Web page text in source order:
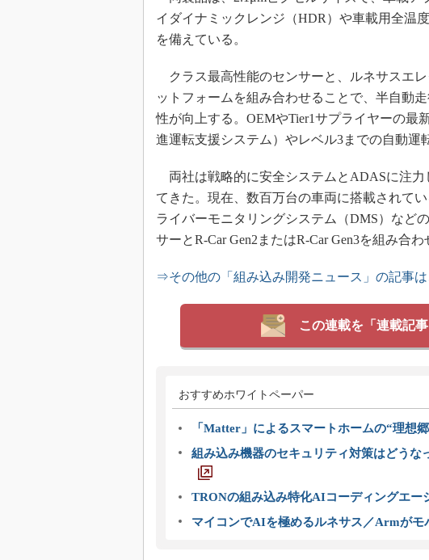
イダイナミックレンジ（HDR）や車載用全温
を備えている。
クラス最高性能のセンサーと、ルネサスエ
ットフォームを組み合わせることで、半自動
性が向上する。OEMやTier1サプライヤーの最
進運転支援システム）やレベル3までの自動運
両社は戦略的に安全システムとADASに注力
てきた。現在、数百万台の車両に搭載されて
ライバーモニタリングシステム（DMS）など
サーとR-Car Gen2またはR-Car Gen3を組み合わ
⇒その他の「組み込み開発ニュース」の記事は
この連載を「連載記
おすすめホワイトペーパー
「Matter」によるスマートホームの“理想
組み込み機器のセキュリティ対策はどう
TRONの組み込み特化AIコーディングエー
マイコンでAIを極めるルネサス／Armがモ